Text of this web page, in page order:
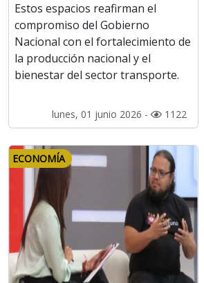
Estos espacios reafirman el
compromiso del Gobierno
Nacional con el fortalecimiento de
la producción nacional y el
bienestar del sector transporte.
lunes, 01 junio 2026 - 1122
ECONOMÍA